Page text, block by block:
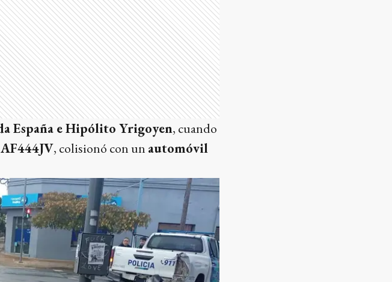
España e Hipólito Yrigoyen, cuando
AF444JV, colisionó con un automóvil